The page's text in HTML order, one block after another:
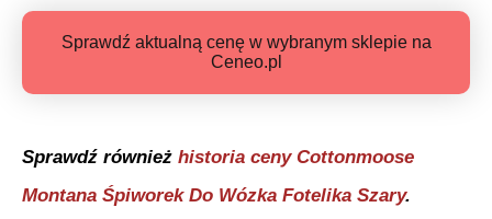
Sprawdź aktualną cenę w wybranym sklepie na
Ceneo.pl
Sprawdź również historia ceny Cottonmoose
Montana Śpiworek Do Wózka Fotelika Szary.